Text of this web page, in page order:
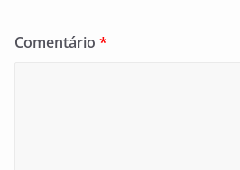
Comentário *